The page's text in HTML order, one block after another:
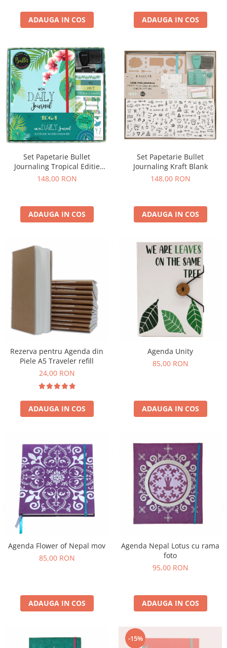
ADAUGA IN COS ADAUGA IN COS
Set Papetarie Bullet
Journaling Tropical Editie
Franceza
148,00 RON
ADAUGA IN COS
Set Papetarie Bullet
Journaling Kraft Blank
148,00 RON
ADAUGA IN COS
Rezerva pentru Agenda din
Piele A5 Traveler refill
24,00 RON
ADAUGA IN COS
Agenda Unity
85,00 RON
ADAUGA IN COS
Agenda Flower of Nepal mov
85,00 RON
ADAUGA IN COS
Agenda Nepal Lotus cu rama
foto
95,00 RON
ADAUGA IN COS
-15%